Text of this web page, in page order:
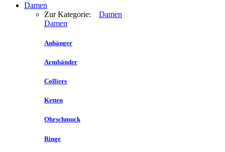
Damen
Zur Kategorie: Damen
Damen
Anhänger
Armbänder
Colliers
Ketten
Ohrschmuck
Ringe